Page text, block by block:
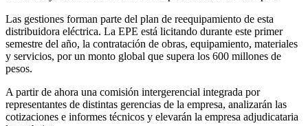
Las gestiones forman parte del plan de reequipamiento de esta
distribuidora eléctrica. La EPE está licitando durante este primer
semestre del año, la contratación de obras, equipamiento, materiales
y servicios, por un monto global que supera los 600 millones de
pesos.
A partir de ahora una comisión intergerencial integrada por
representantes de distintas gerencias de la empresa, analizarán las
cotizaciones e informes técnicos y elevarán la empresa adjudicataria